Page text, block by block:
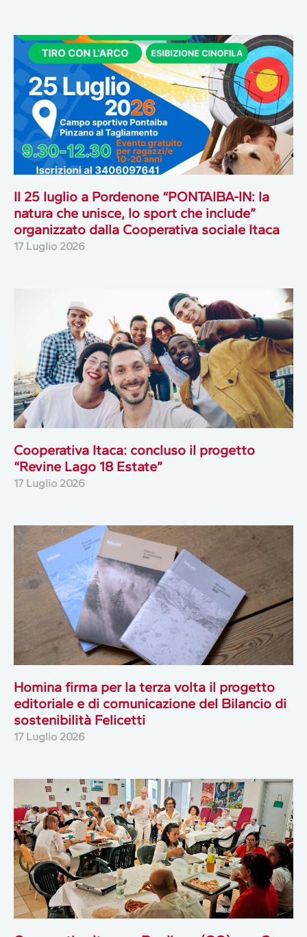
Il 25 luglio a Pordenone “PONTAIBA-IN: la
natura che unisce, lo sport che include”
organizzato dalla Cooperativa sociale Itaca
17 Luglio 2026
Cooperativa Itaca: concluso il progetto
“Revine Lago 18 Estate”
17 Luglio 2026
Homina firma per la terza volta il progetto
editoriale e di comunicazione del Bilancio di
sostenibilità Felicetti
17 Luglio 2026